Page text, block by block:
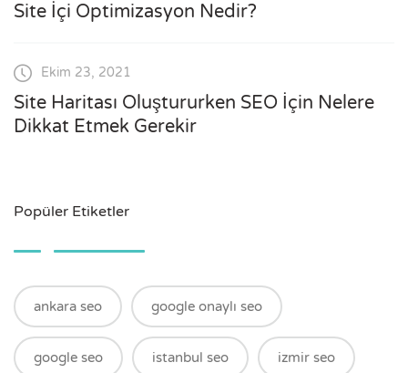
Site İçi Optimizasyon Nedir?
Ekim 23, 2021
Site Haritası Oluştururken SEO İçin Nelere
Dikkat Etmek Gerekir
Popüler Etiketler
ankara seo google onaylı seo
google seo istanbul seo izmir seo